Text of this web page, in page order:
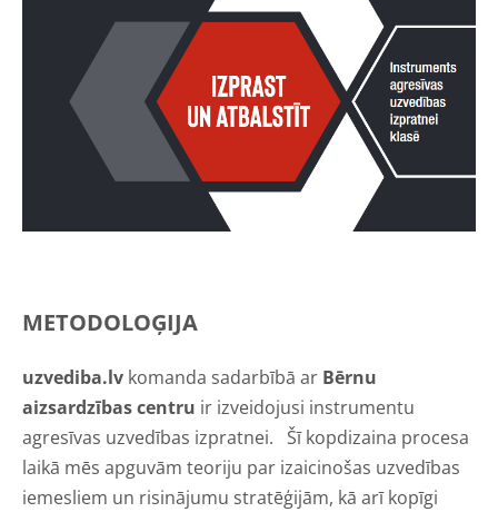
METODOLOĢIJA
uzvediba.lv komanda sadarbībā ar Bērnu
aizsardzības centru ir izveidojusi instrumentu
agresīvas uzvedības izpratnei. Šī kopdizaina procesa
laikā mēs apguvām teoriju par izaicinošas uzvedības
iemesliem un risinājumu stratēģijām, kā arī kopīgi